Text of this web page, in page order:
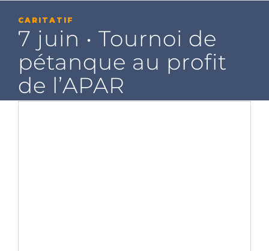
contenu
CARITATIF
7 juin • Tournoi de
pétanque au profit
de l’APAR